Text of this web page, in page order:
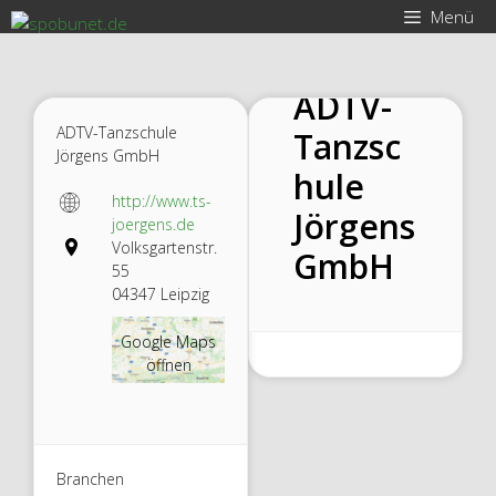
Zum
Inhalt
Menü
ADTV-Tanzschule
Jörgens GmbH
http://www.ts-
joergens.de
Volksgartenstr.
55
04347 Leipzig
Google Maps
öffnen
Branchen
ADTV-
Tanzsc
hule
Jörgens
GmbH